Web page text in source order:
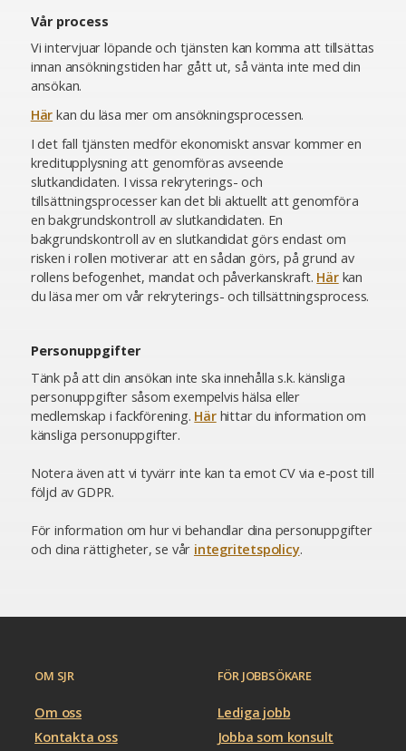
Vår process
Vi intervjuar löpande och tjänsten kan komma att tillsättas
innan ansökningstiden har gått ut, så vänta inte med din
ansökan.
Här kan du läsa mer om ansökningsprocessen.
I det fall tjänsten medför ekonomiskt ansvar kommer en
kreditupplysning att genomföras avseende
slutkandidaten. I vissa rekryterings- och
tillsättningsprocesser kan det bli aktuellt att genomföra
en bakgrundskontroll av slutkandidaten. En
bakgrundskontroll av en slutkandidat görs endast om
risken i rollen motiverar att en sådan görs, på grund av
rollens befogenhet, mandat och påverkanskraft. Härkan
du läsa mer om vår rekryterings- och tillsättningsprocess.
Personuppgifter
Tänk på att din ansökan inte ska innehålla s.k. känsliga
personuppgifter såsom exempelvis hälsa eller
medlemskap i fackförening. Härhittar du information om
känsliga personuppgifter.
Notera även att vi tyvärr inte kan ta emot CV via e-post till
följd av GDPR.
För information om hur vi behandlar dina personuppgifter
och dina rättigheter, se vår integritetspolicy.
OM SJR
Om oss
Kontakta oss
FÖR JOBBSÖKARE
Lediga jobb
Jobba som konsult